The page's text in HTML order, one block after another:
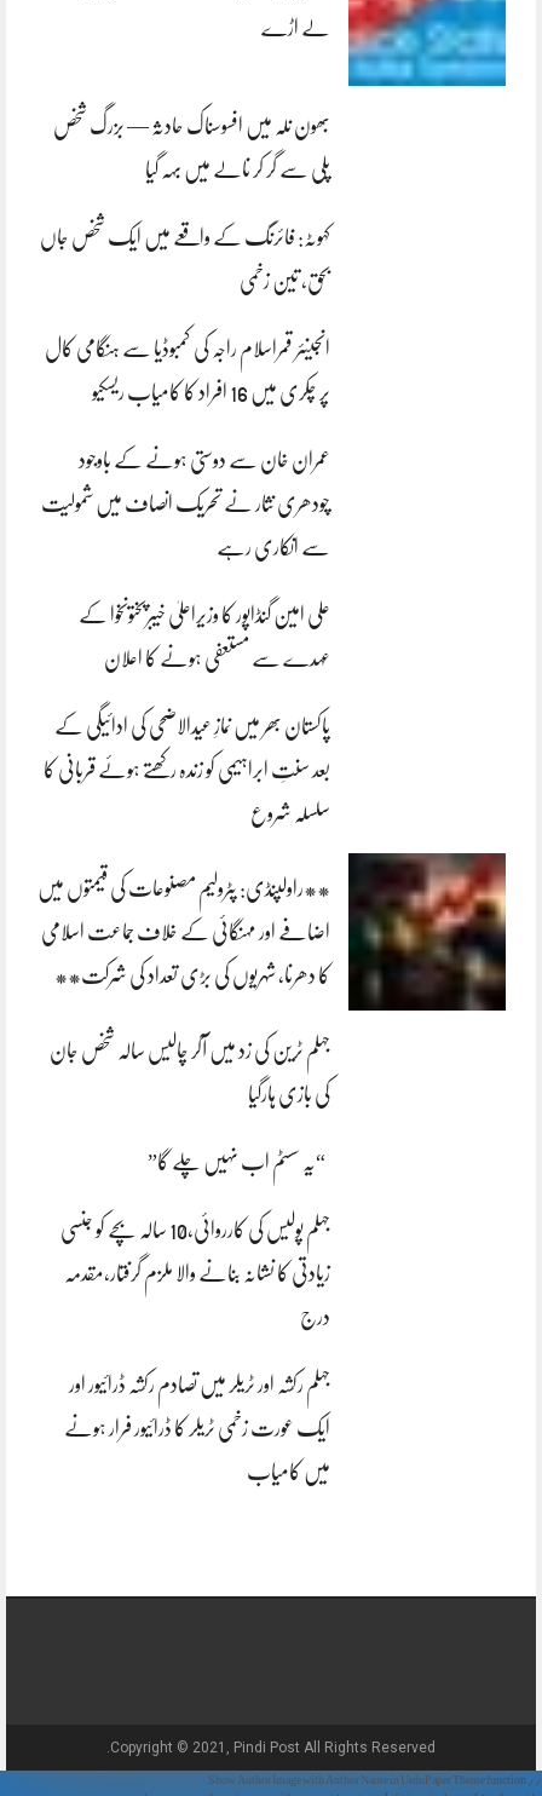
لے اڑے
بھون نلہ میں افسوسناک حادثہ — بزرگ شخص
پلی سے گر کر نالے میں بہہ گیا
کہوٹہ: فائرنگ کے واقعے میں ایک شخص جاں
بحق، تین زخمی
انجینئر قمراسلام راجہ کی کمبوڈیا سے ہنگامی کال
پر چکری میں 16 افراد کا کامیاب ریسکیو
عمران خان سے دوستی ہونے کے باوجود
چودھری نثار نے تحریک انصاف میں شمولیت
سے انکاری رہے
علی امین گنڈاپور کا وزیراعلیٰ خیبرپختونخوا کے
عہدے سے مستعفی ہونے کا اعلان
پاکستان بھر میں نمازِ عیدالاضحی کی ادائیگی کے
بعد سنتِ ابراہیمی کو زندہ رکھتے ہوئے قربانی کا
سلسلہ شروع
**راولپنڈی: پٹرولیم مصنوعات کی قیمتوں میں
اضافے اور مہنگائی کے خلاف جماعت اسلامی
کا دھرنا، شہریوں کی بڑی تعداد کی شرکت**
جہلم ٹرین کی زد میں آکر چالیس سالہ شخص جان
کی بازی ہارگیا
“یہ سسٹم اب نہیں چلے گا”
جہلم پولیس کی کارروائی،10 سالہ بچے کو جنسی
زیادتی کا نشانہ بنانے والا ملزم گرفتار،مقدمہ
درج
جہلم رکشہ اور ٹریلر میں تصادم رکشہ ڈرائیور اور
ایک عورت زخمی ٹریلر کا ڈرائیور فرار ہونے
میں کامیاب
Copyright © 2021, Pindi Post All Rights Reserved.
// Show Author Image with Author Name in UrduPaper Theme function